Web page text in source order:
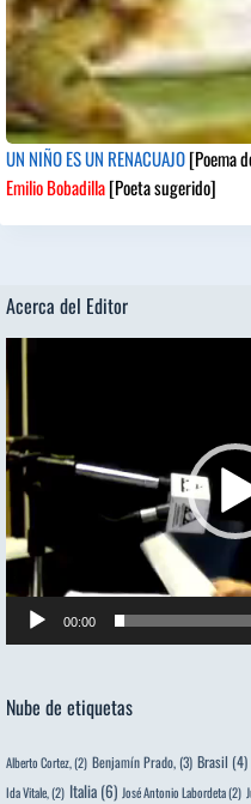
UN NIÑO ES UN RENACUAJO[Poema
Emilio Bobadilla[Poeta sugerido]
Acerca del Editor
de
vídeo
00:00
Nube de etiquetas
Alberto Cortez, (2) Benjamín Prado,(3) Brasil (4)
Ida Vitale, (2) Italia (6) José Antonio Labordeta(2)